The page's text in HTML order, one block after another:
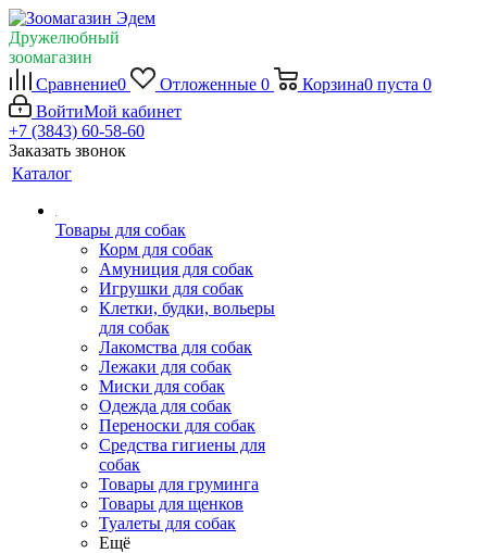
Дружелюбный
зоомагазин
Сравнение0 Отложенные 0 Корзина0 пуста 0
ВойтиМой кабинет
+7 (3843) 60-58-60
Заказать звонок
Каталог
Товары для собак
Корм для собак
Амуниция для собак
Игрушки для собак
Клетки, будки, вольеры
для собак
Лакомства для собак
Лежаки для собак
Миски для собак
Одежда для собак
Переноски для собак
Средства гигиены для
собак
Товары для груминга
Товары для щенков
Туалеты для собак
Ещё